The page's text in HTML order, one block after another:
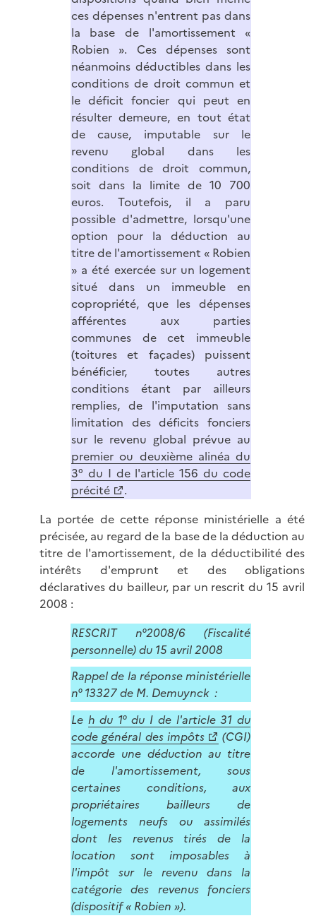
ces dépenses n'entrent pas dans
la base de l'amortissement «
Robien ». Ces dépenses sont
néanmoins déductibles dans les
conditions de droit commun et
le déficit foncier qui peut en
résulter demeure, en tout état
de cause, imputable sur le
revenu global dans les
conditions de droit commun,
soit dans la limite de 10 700
euros. Toutefois, il a paru
possible d'admettre, lorsqu'une
option pour la déduction au
titre de l'amortissement « Robien
» a été exercée sur un logement
situé dans un immeuble en
copropriété, que les dépenses
afférentes aux parties
communes de cet immeuble
(toitures et façades) puissent
bénéficier, toutes autres
conditions étant par ailleurs
remplies, de l'imputation sans
limitation des déficits fonciers
sur le revenu global prévue au
premier ou deuxième alinéa du
3° du I de l'article 156 du code
précité
.
La portée de cette réponse ministérielle a été
précisée, au regard de la base de la déduction au
titre de l'amortissement, de la déductibilité des
intérêts d'emprunt et des obligations
déclaratives du bailleur, par un rescrit du 15 avril
2008 :
RESCRIT n°2008/6 (Fiscalité
personnelle) du 15 avril 2008
Rappel de la réponse ministérielle
n° 13327 de M. Demuynck :
Le h du 1° du I de l'article 31 du
code général des impôts
(CGI)
accorde une déduction au titre
de l'amortissement, sous
certaines conditions, aux
propriétaires bailleurs de
logements neufs ou assimilés
dont les revenus tirés de la
location sont imposables à
l'impôt sur le revenu dans la
catégorie des revenus fonciers
(dispositif « Robien »).